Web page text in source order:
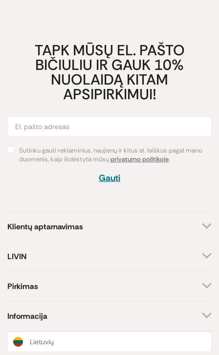
TAPK MŪSŲ EL. PAŠTO
BIČIULIU IR GAUK 10%
NUOLAIDĄ KITAM
APSIPIRKIMUI!
Sutinku gauti reklaminius, naujienų ir kitus el. laiškus pagal mano
duomenis, kaip išdėstyta mūsųprivatumo politikoje.
Gauti
Klientų aptarnavimas
Rašyti užklausą
Atsakome darbo dienomis
LIVIN
Kontaktai
Prekių ženklai
Dovanų kuponai
Pirkimas
Pristatymas
Informacija
Naujienos ir straipsniai
Lietuvių